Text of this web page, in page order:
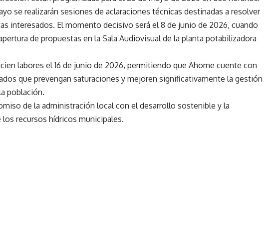
se realizarán sesiones de aclaraciones técnicas destinadas a resolver
interesados. El momento decisivo será el 8 de junio de 2026, cuando
de propuestas en la Sala Audiovisual de la planta potabilizadora
labores el 16 de junio de 2026, permitiendo que Ahome cuente con
que prevengan saturaciones y mejoren significativamente la gestión
población.
de la administración local con el desarrollo sostenible y la
recursos hídricos municipales.